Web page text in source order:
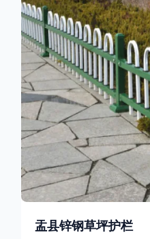
量生产，能够很好的与自然相
住宅小区、工厂院校、道路交
硬度、外观
盂县锌钢草坪护栏